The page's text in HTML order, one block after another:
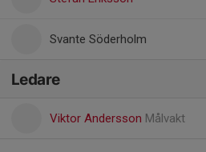
Svante Söderholm
Ledare
Viktor Andersson Målvakt